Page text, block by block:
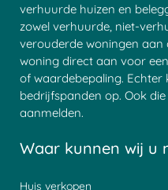
verhuurde huizen en
zowel verhuurde, niet-
verouderde woningen aan
woning direct aan voor
of waardebepaling. Echter
bedrijfspanden op. Ook
aanmelden.
Waar kunnen wij u
Huis verkopen